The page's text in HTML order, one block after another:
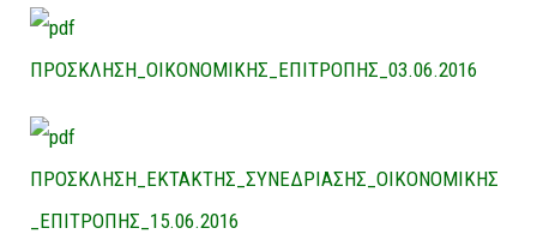
ΠΡΟΣΚΛΗΣΗ_ΟΙΚΟΝΟΜΙΚΗΣ_ΕΠΙΤΡΟΠΗΣ_03.06.2016
ΠΡΟΣΚΛΗΣΗ_ΕΚΤΑΚΤΗΣ_ΣΥΝΕΔΡΙΑΣΗΣ_ΟΙΚΟΝΟΜΙΚΗΣ
_ΕΠΙΤΡΟΠΗΣ_15.06.2016